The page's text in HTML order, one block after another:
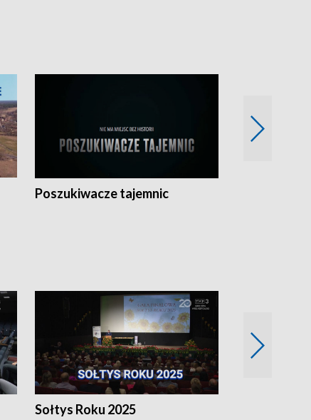
Poszukiwacze tajemnic
Sołtys Roku 2025